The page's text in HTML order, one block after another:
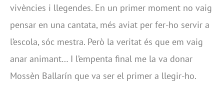
vivències i llegendes. En un primer moment no vaig
pensar en una cantata, més aviat per fer-ho servir a
l’escola, sóc mestra. Però la veritat és que em vaig
anar animant… I l’empenta final me la va donar
Mossèn Ballarín que va ser el primer a llegir-ho.